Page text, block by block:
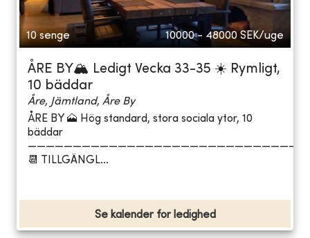
10 senge 10000 - 48000 SEK/uge
ÅRE BY🏔️ Ledigt Vecka 33-35 ☀️ Rymligt,
10 bäddar
Åre, Jämtland, Åre By
ÅRE BY 🗻 Hög standard, stora sociala ytor, 10
bäddar
———————————————————————————————
📆 TILLGÄNGL...
Se kalender for ledighed